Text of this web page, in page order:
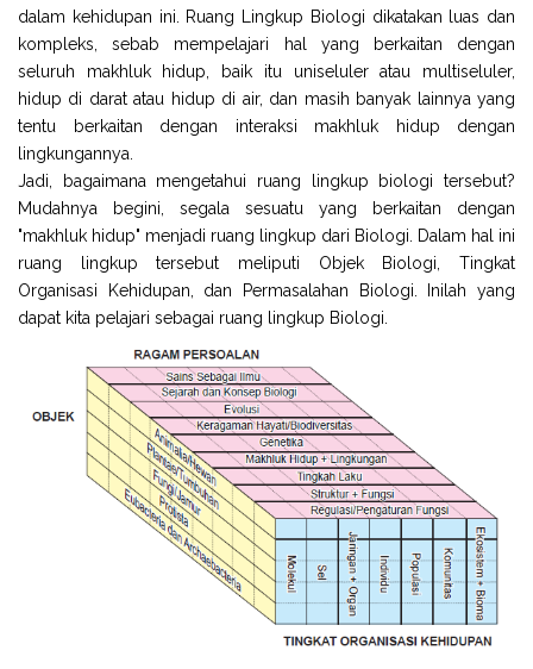
dalam kehidupan ini. Ruang Lingkup Biologi dikatakan luas dan
kompleks, sebab mempelajari hal yang berkaitan dengan
seluruh makhluk hidup, baik itu uniseluler atau multiseluler,
hidup di darat atau hidup di air, dan masih banyak lainnya yang
tentu berkaitan dengan interaksi makhluk hidup dengan
lingkungannya.
Jadi, bagaimana mengetahui ruang lingkup biologi tersebut?
Mudahnya begini, segala sesuatu yang berkaitan dengan
"makhluk hidup" menjadi ruang lingkup dari Biologi. Dalam hal ini
ruang lingkup tersebut meliputi Objek Biologi, Tingkat
Organisasi Kehidupan, dan Permasalahan Biologi. Inilah yang
dapat kita pelajari sebagai ruang lingkup Biologi.